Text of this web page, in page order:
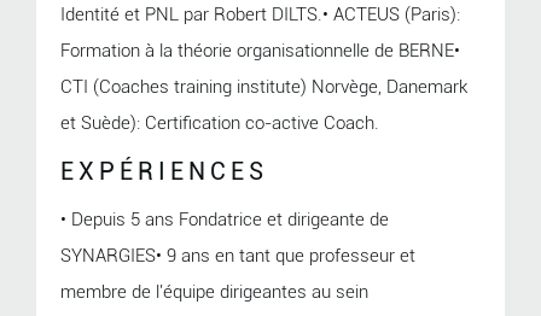
Identité et PNL par Robert DILTS.• ACTEUS (Paris):
Formation à la théorie organisationnelle de BERNE•
CTI (Coaches training institute) Norvège, Danemark
et Suède): Certification co-active Coach.
EXPÉRIENCES
• Depuis 5 ans Fondatrice et dirigeante de
SYNARGIES• 9 ans en tant que professeur et
membre de l'équipe dirigeantes au sein